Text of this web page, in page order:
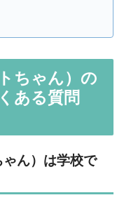
ちゃん）の
ある質問
ん）は学校で